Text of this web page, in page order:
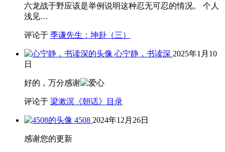
六龙战于野应该是举例说明这种忍无可忍的情况。 个人
浅见…
评论于 季谦先生：坤卦（三）
心宁静，书读深 2025年1月10
日
好的，万分感谢
评论于 梁漱溟《朝话》目录
4508 2024年12月26日
感谢您的更新